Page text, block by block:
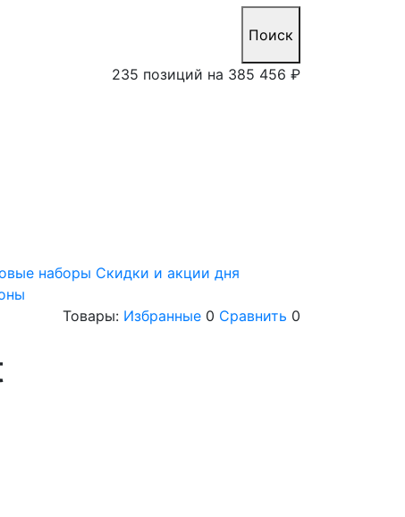
Поиск
235 позиций на 385 456 ₽
наборы Скидки и акции дня
Товары: Избранные 0 Сравнить 0